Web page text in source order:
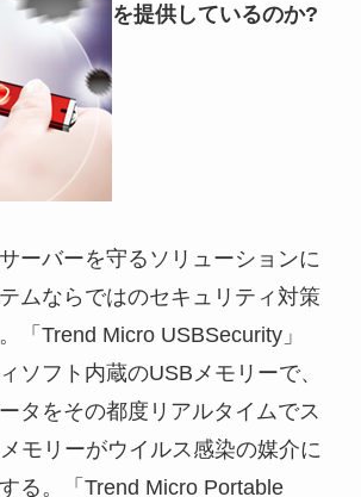
を提供しているのか?
ーバーを守るソリューションに
ムならではのセキュリティ対策
「Trend Micro USBSecurity」
ソフト内蔵のUSBメモリーで、
タをその都度リアルタイムでス
モリーがウイルス感染の媒介に
る。「Trend Micro Portable